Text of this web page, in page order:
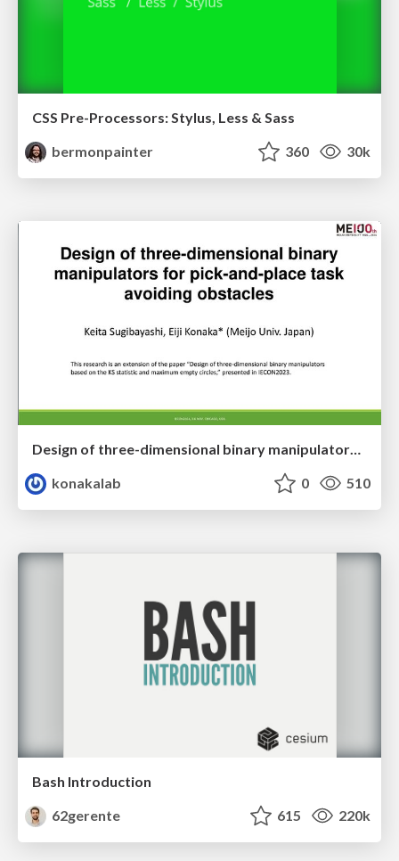
CSS Pre-Processors: Stylus, Less & Sass
bermonpainter
360 30k
Design of three-dimensional binary manipulators for pick-and-place task avoiding obstacles (IECON2024)
konakalab
0 510
Bash Introduction
62gerente
615 220k